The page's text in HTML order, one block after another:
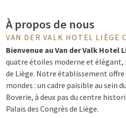
À propos de nous
VAN DER VALK HOTEL LIÈGE
Bienvenue au Van der Valk Hotel
quatre étoiles moderne et
de Liège. Notre établissement offre
mondes : un cadre paisible au sein
Boverie, à deux pas du centre
Palais des Congrès de Liège.